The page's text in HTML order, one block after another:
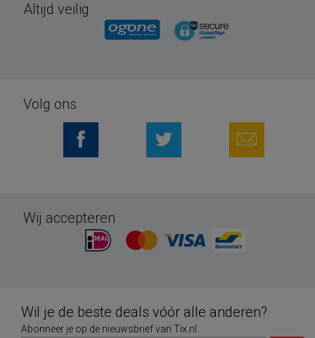
Altijd veilig
Volg ons
Wij accepteren
Wil je de beste deals vóór alle anderen?
Abonneer je op de nieuwsbrief van Tix.nl